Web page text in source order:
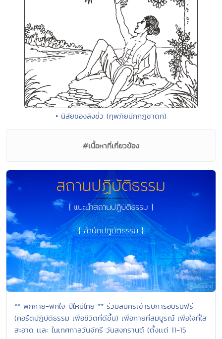
• นิสัยของลิงชั่ว (ทุพภิยมักกฏชาดก)
#เนื้อหาที่เกี่ยวข้อง
** พักกาย-พักใจ ปีใหม่ไทย ** ร่วมสมัครเข้ารับการอบรมฟรี
(คอร์ตปฏิบัติธรรม เพื่อชีวิตที่ดีขึ้น) เพื่อกายที่สมบูรณ์ เพื่อใจที่ใส
สะอาด เเละ ในเทศกาลวันจักรี วันสงกรานต์ (ตั้งเเต่ 11-15